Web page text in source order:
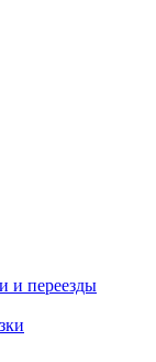
и переезды